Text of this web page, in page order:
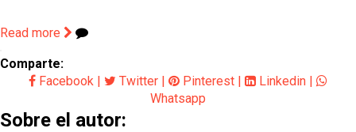
Read more
Comparte:
Facebook | Twitter | Pinterest | Linkedin |
Whatsapp
Sobre el autor: